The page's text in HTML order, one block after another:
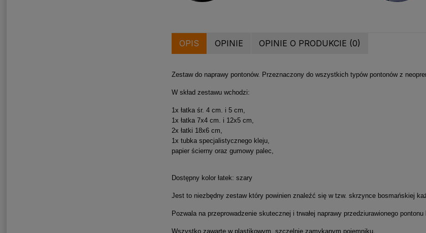
OPIS OPINIE OPINIE O PRODUKCIE (0)
Zestaw do naprawy pontonów. Przeznaczony do wszystkich typów pontonów z
W skład zestawu wchodzi:
1x łatka śr. 4 cm. i 5 cm,
1x łatka 7x4 cm. i 12x5 cm,
2x łatki 18x6 cm,
1x tubka specjalistycznego kleju,
papier ścierny oraz gumowy palec,
Dostępny kolor łatek: szary
Jest to niezbędny zestaw który powinien znaleźć się w tzw. skrzynce bosmańskiej
Pozwala na przeprowadzenie skutecznej i trwałej naprawy przedziurawionego pontonu
Wszystko zawarte w plastikowym, szczelnie zamykanym pojemniku.